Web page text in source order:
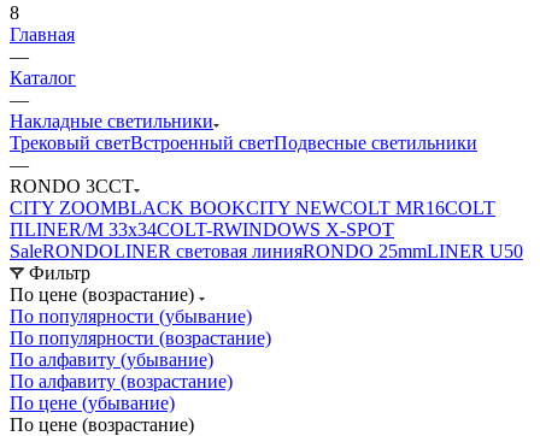
8
Главная
—
Каталог
—
Накладные светильники
Трековый светВстроенный светПодвесные светильники
—
RONDO 3CCT
CITY ZOOMBLACK BOOKCITY NEWCOLT MR16COLT
ПLINER/М 33х34COLT-RWINDOWS X-SPOT
SaleRONDOLINER световая линияRONDO 25mmLINER U50
Фильтр
По цене (возрастание)
По популярности (убывание)
По популярности (возрастание)
По алфавиту (убывание)
По алфавиту (возрастание)
По цене (убывание)
По цене (возрастание)